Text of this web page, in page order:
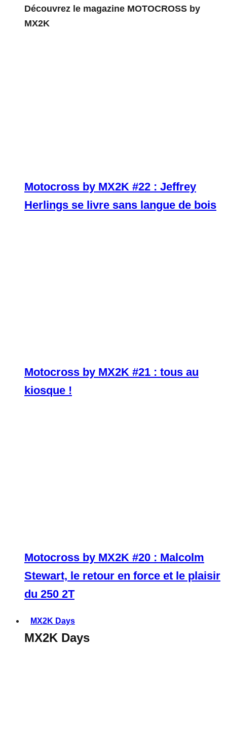
Découvrez le magazine MOTOCROSS by
MX2K
Motocross by MX2K #22 : Jeffrey
Herlings se livre sans langue de bois
Motocross by MX2K #21 : tous au
kiosque !
Motocross by MX2K #20 : Malcolm
Stewart, le retour en force et le plaisir
du 250 2T
MX2K Days
MX2K Days